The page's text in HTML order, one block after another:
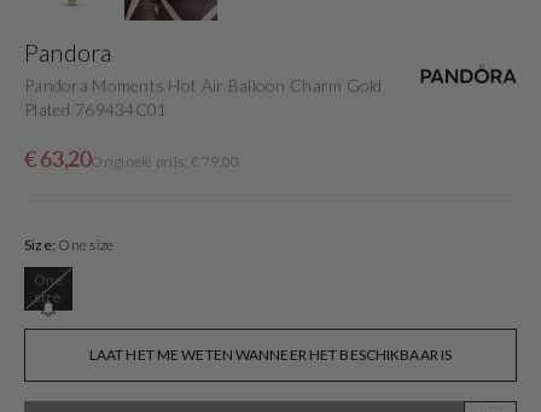
Pandora
Pandora Moments Hot Air Balloon Charm Gold
Plated 769434C01
Sale
€ 63,20
OrigineleOriginele prijs: € 79,00
Size: One size
One
sizeVariant
sold
out
unavailableLAAT HET ME WETEN WANNEER HET BESCHIKBAAR IS